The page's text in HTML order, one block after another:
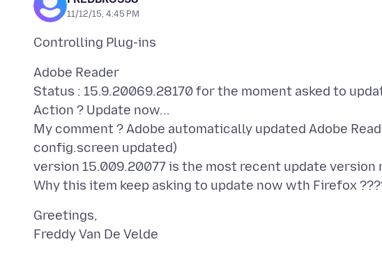
11/12/15, 4:45 PM
Adobe Reader
Status : 15.9.20069.28170 for the moment asked to
Action ? Update now...
My comment ? Adobe automatically updated Adobe
config.screen updated)
version 15.009.20077 is the most recent update version
Greetings,